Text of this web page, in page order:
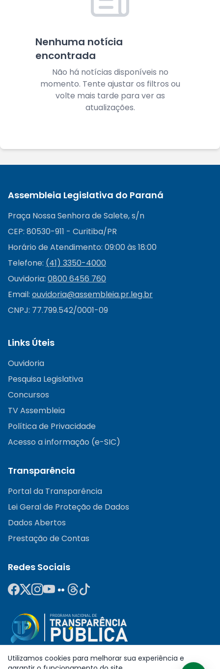
Nenhuma notícia
encontrada
Não há notícias disponíveis no
momento. Tente ajustar os filtros ou
volte mais tarde para ver as
atualizações.
Assembleia Legislativa do Paraná
Praça Nossa Senhora de Salete, s/n
CEP: 80530-911 - Curitiba/PR
Horário de Atendimento: 09:00 às 18:00
Telefone: (41) 3350-4000
Ouvidoria: 0800 6456 760
Email: ouvidoria@assembleia.pr.leg.br
CNPJ: 77.799.542/0001-09
Links Úteis
Ouvidoria
Pesquisa Legislativa
Concursos
TV Assembleia
Política de Privacidade
Acesso a informação (e-SIC)
Transparência
Portal da Transparência
Lei Geral de Proteção de Dados
Dados Abertos
Prestação de Contas
Redes Sociais
Utilizamos cookies para melhorar sua experiência e